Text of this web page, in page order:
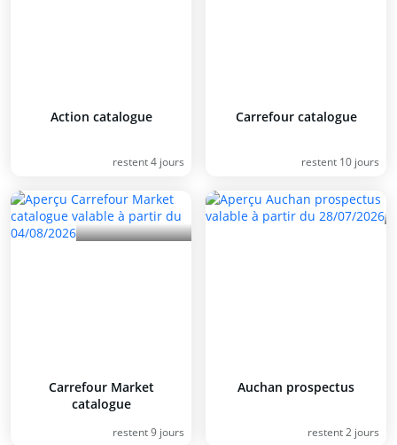
Action catalogue
restent 4 jours
Carrefour catalogue
restent 10 jours
Carrefour Market
catalogue
restent 9 jours
Auchan prospectus
restent 2 jours